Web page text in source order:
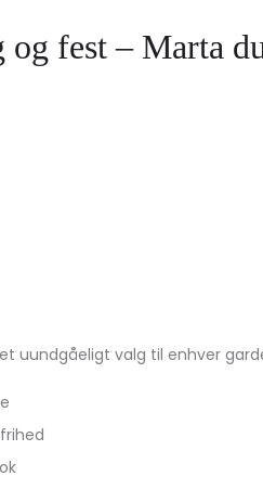
fest – Marta
uundgåeligt valg til enhver